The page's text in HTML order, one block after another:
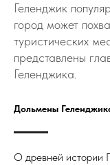
Геленджик
город может
туристических
представлены
Геленджика.
Дольмены
О древней истории